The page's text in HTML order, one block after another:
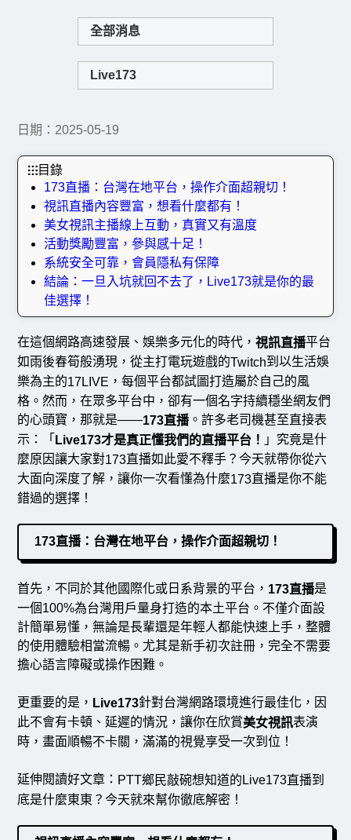
全部消息
Live173
日期：2025-05-19
目錄
173直播：台灣在地平台，操作介面超親切！
視訊直播內容豐富，想看什麼都有！
美女視訊主播線上互動，真實又有溫度
活動獎勵豐富，參與感十足！
系統安全可靠，會員隱私有保障
結論：一旦入坑就回不去了，Live173就是你的最
佳選擇！
在這個網路高速發展、娛樂多元化的時代，視訊直播平台
如雨後春筍般湧現，從主打電玩遊戲的Twitch到以生活娛
樂為主的17LIVE ，每個平台都試圖打造屬於自己的風
格。然而，在眾多平台中，卻有一個名字持續穩坐網友們
的心頭寶，那就是——173直播 。許多老司機甚至直接表
示：「 Live173才是真正懂我們的直播平台！ 」究竟是什
麼原因讓大家對173直播如此愛不釋手？今天就帶你從六
大面向深度了解，讓你一次看懂為什麼173直播是你不能
錯過的選擇！
173直播：台灣在地平台，操作介面超親切！
首先，不同於其他國際化或日系背景的平台， 173直播是
一個100%為台灣用戶量身打造的本土平台。不僅介面設
計簡單易懂，無論是長輩還是年輕人都能快速上手，整體
的使用體驗相當流暢。尤其是新手初次註冊，完全不需要
擔心語言障礙或操作困難。
更重要的是， Live173針對台灣網路環境進行最佳化，因
此不會有卡頓、延遲的情況，讓你在欣賞美女視訊表演
時，畫面順暢不卡關，滿滿的視覺享受一次到位！
延伸閱讀好文章： PTT鄉民敲碗想知道的Live173直播到
底是什麼東東？今天就來幫你徹底解密！